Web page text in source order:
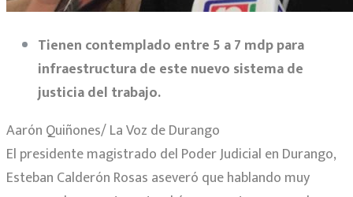
Tienen contemplado entre 5 a 7 mdp para
infraestructura de este nuevo sistema de
justicia del trabajo.
Aarón Quiñones/ La Voz de Durango
El presidente magistrado del Poder Judicial en Durango,
Esteban Calderón Rosas aseveró que hablando muy